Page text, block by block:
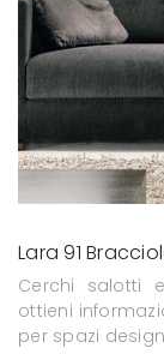
Lara 91
Cerchi salotti
ottieni
per spazi